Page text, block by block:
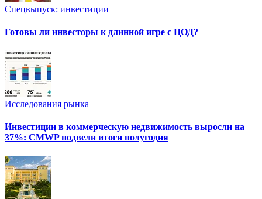
Спецвыпуск: инвестиции
Готовы ли инвесторы к длинной игре с ЦОД?
Исследования рынка
Инвестиции в коммерческую недвижимость выросли на
37%: CMWP подвели итоги полугодия